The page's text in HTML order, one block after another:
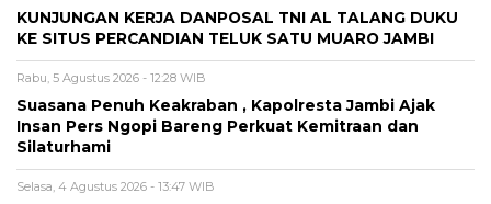
KUNJUNGAN KERJA DANPOSAL TNI AL TALANG DUKU
KE SITUS PERCANDIAN TELUK SATU MUARO JAMBI
Rabu, 5 Agustus 2026 - 12:28 WIB
Suasana Penuh Keakraban , Kapolresta Jambi Ajak
Insan Pers Ngopi Bareng Perkuat Kemitraan dan
Silaturhami
Selasa, 4 Agustus 2026 - 13:47 WIB